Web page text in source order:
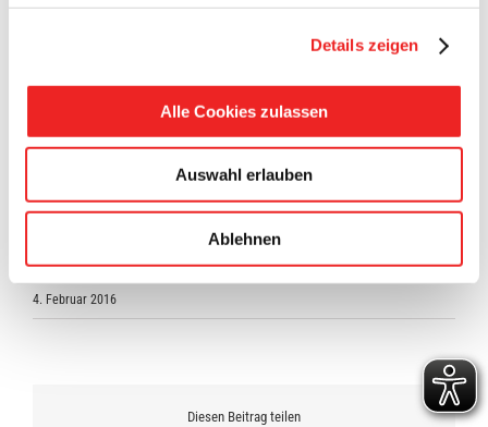
Details zeigen
Alle Cookies zulassen
Auswahl erlauben
Ablehnen
Nähere Informationen entnehmen Sie bitte dem
4. Februar 2016
Diesen Beitrag teilen